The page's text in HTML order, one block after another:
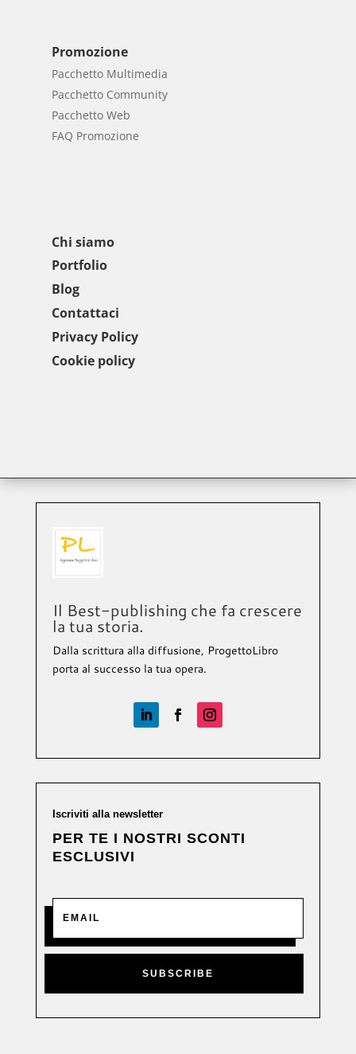
Promozione
Pacchetto Multimedia
Pacchetto Community
Pacchetto Web
FAQ Promozione
Chi siamo
Portfolio
Blog
Contattaci
Privacy Policy
Cookie policy
Il Best-publishing che fa crescere
la tua storia.
Dalla scrittura alla diffusione, ProgettoLibro
porta al successo la tua opera.
Iscriviti alla newsletter
PER TE I NOSTRI SCONTI
ESCLUSIVI
SUBSCRIBE